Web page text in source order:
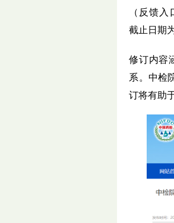
（ 反馈入
截止日期
修订内容
系。中检
订将有助